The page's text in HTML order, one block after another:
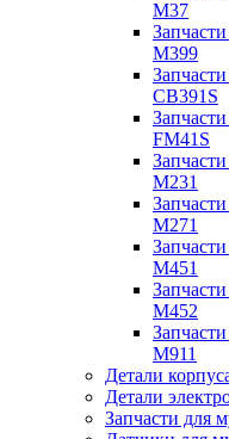
M37
M399
CB391S
FM41S
M231
M271
M451
M452
M911
Детали
Детали
Запчасти для